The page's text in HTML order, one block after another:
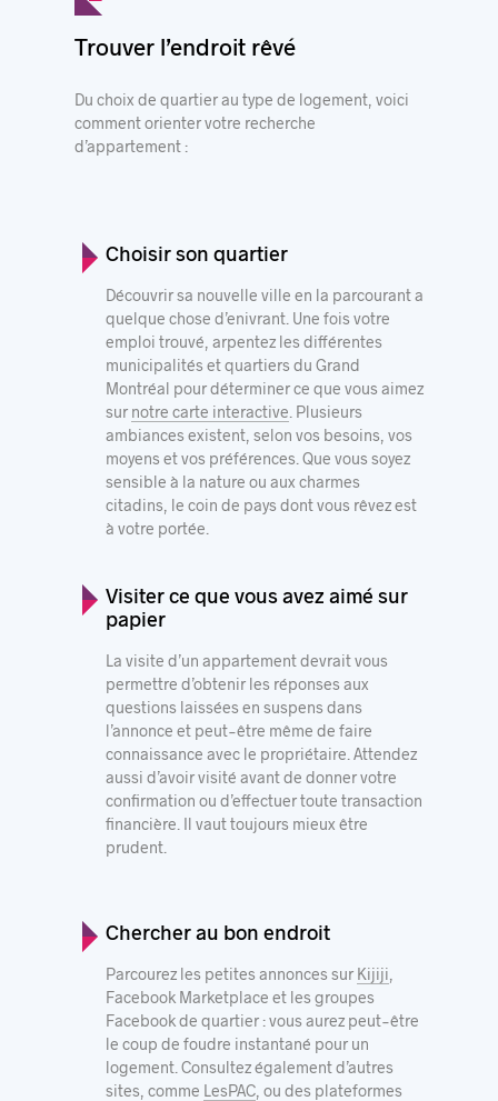
Trouver l’endroit rêvé
Du choix de quartier au type de logement, voici
comment orienter votre recherche
d’appartement :
Choisir son quartier
Découvrir sa nouvelle ville en la parcourant a
quelque chose d’enivrant. Une fois votre
emploi trouvé, arpentez lesdifférentes
municipalités et quartiersdu Grand
Montréal pour déterminer ce que vous aimez
sur notre carte interactive . Plusieurs
ambiances existent, selon vos besoins, vos
moyens et vos préférences. Que vous soyez
sensible à la nature ou aux charmes
citadins, le coin de pays dont vous rêvez est
à votre portée.
Visiter ce que vous avez aimé sur
papier
La visite d’un appartement devrait vous
permettre d’obtenir les réponses aux
questions laissées en suspens dans
l’annonce et peut-être même de faire
connaissance avec le propriétaire. Attendez
aussi d’avoir visité avant de donner votre
confirmation ou d’effectuer toute transaction
financière. Il vaut toujours mieux être
prudent.
Chercher au bon endroit
Parcourez les petites annonces sur Kijiji
Facebook Marketplace et les groupes
Facebook de quartier : vous aurez peut-être
le coup de foudre instantané pour un
logement. Consultez également d’autres
sites, comme LesPAC, ou des plateformes